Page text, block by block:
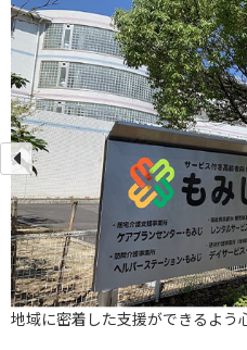
地域に密着した支援ができるよう